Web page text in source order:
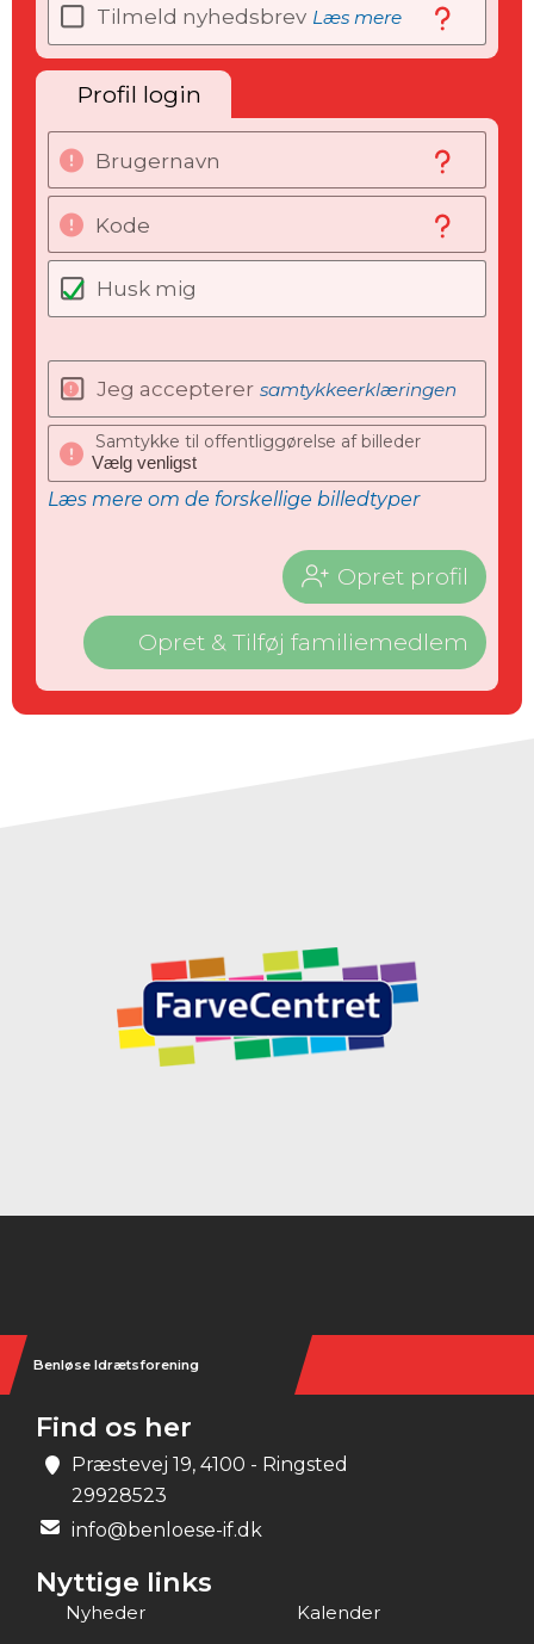
Tilmeld nyhedsbrev Læs mere
Profil login
Brugernavn
Kode
Husk mig
Jeg accepterer samtykkeerklæringen
Samtykke til offentliggørelse af billeder
Læs mere om de forskellige billedtyper
Opret profil
Opret & Tilføj familiemedlem
Benløse Idrætsforening
Find os her
Præstevej 19, 4100 - Ringsted
29928523
info@benloese-if.dk
Nyttige links
Nyheder Kalender